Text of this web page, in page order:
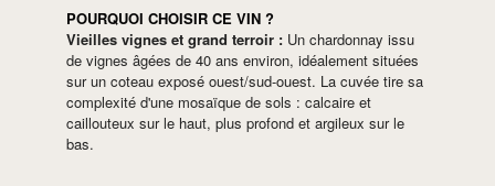
POURQUOI CHOISIR CE VIN ?
Vieilles vignes et grand terroir : Un chardonnay issu
de vignes âgées de 40 ans environ, idéalement situées
sur un coteau exposé ouest/sud-ouest. La cuvée tire sa
complexité d'une mosaïque de sols : calcaire et
caillouteux sur le haut, plus profond et argileux sur le
bas.